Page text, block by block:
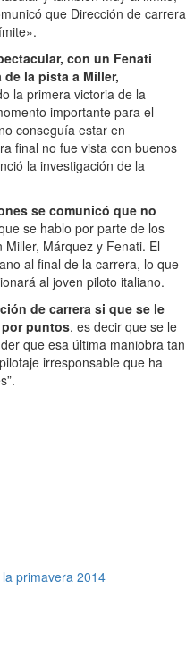
que Dirección de carrera
con un Fenati
la pista a Miller,
la primera victoria de la
importante para el
conseguía estar en
final no fue vista con buenos
la investigación de la
se comunicó que no
se hablo por parte de los
Márquez y Fenati. El
al final de la carrera, lo que
al joven piloto italiano.
de carrera si que se le
puntos, es decir que se le
que esa última maniobra tan
irresponsable que ha
primavera 2014